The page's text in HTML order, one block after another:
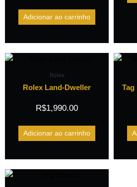
Adicionar ao carrinho
Rolex
Rolex Land-Dweller
R$1,990.00
Adicionar ao carrinho
Tag